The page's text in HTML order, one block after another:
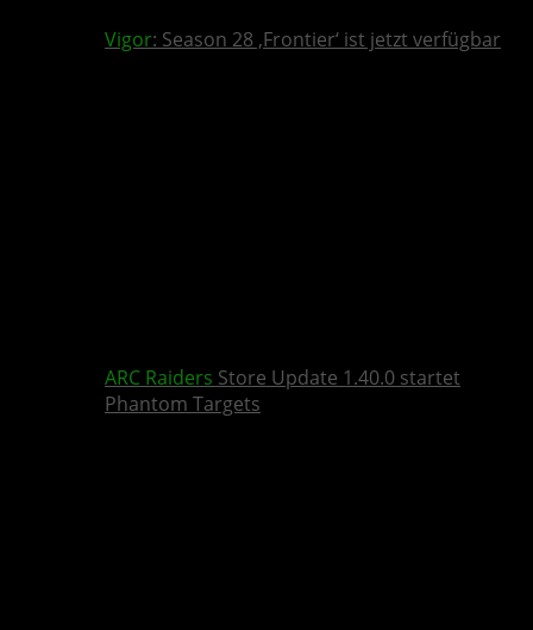
Vigor: Season 28 ‚Frontier‘ ist jetzt verfügbar
ARC Raiders Store Update 1.40.0 startet
Phantom Targets